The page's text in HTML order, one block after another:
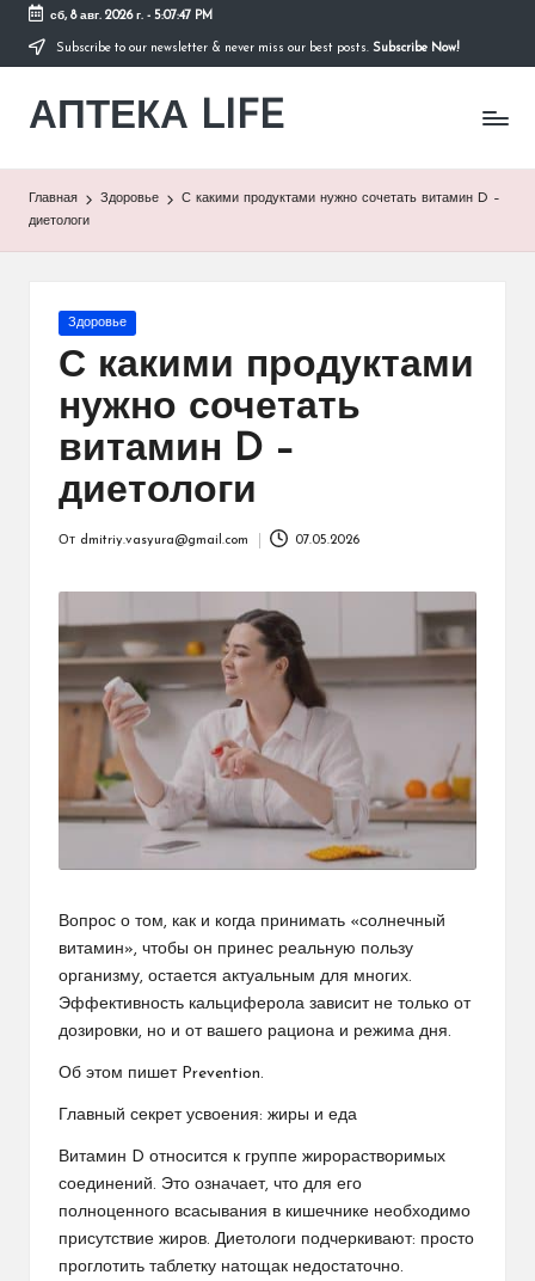
Перейти
содержимому
сб, 8 авг. 2026 г.- 5:07:48 PM
Subscribe to our newsletter & never miss our best posts. Subscribe Now!
АПТЕКА LIFE
сайт
Главная Здоровье
С какими продуктами нужно сочетать витамин D –
диетологи
Опубликовано
Здоровье
С какими продуктами
нужно сочетать
витамин D –
диетологи
От dmitriy.vasyura@gmail.com 07.05.2026
Вопрос о том, как и когда принимать «солнечный
витамин», чтобы он принес реальную пользу
организму, остается актуальным для многих.
Эффективность кальциферола зависит не только от
дозировки, но и от вашего рациона и режима дня.
Об этом пишет Prevention.
​Главный секрет усвоения: жиры и еда
​Витамин D относится к группе жирорастворимых
соединений. Это означает, что для его
полноценного всасывания в кишечнике необходимо
присутствие жиров. Диетологи подчеркивают: просто
проглотить таблетку натощак недостаточно.